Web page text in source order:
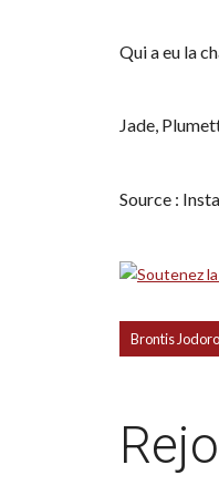
Qui a eu la
Jade,
Source :
Brontis